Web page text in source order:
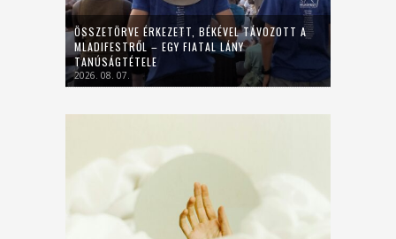
ÖSSZETÖRVE ÉRKEZETT, BÉKÉVEL TÁVOZOTT A
MLADIFESTRŐL – EGY FIATAL LÁNY
TANÚSÁGTÉTELE
2026. 08. 07.